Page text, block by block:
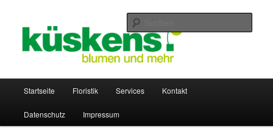
wechseln
küskens – blumen und mehr
Startseite Floristik Services Kontakt
Datenschutz Impressum